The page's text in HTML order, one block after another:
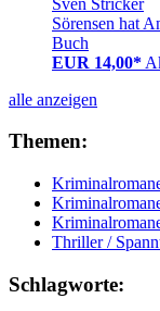
Sörensen hat
Buch
EUR 14,00*
alle anzeigen
Themen:
Thriller /
Schlagworte: